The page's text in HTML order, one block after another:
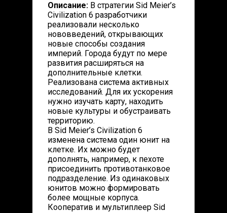
Описание: В стратегии Sid Meier’s
Civilization 6 разработчики
реализовали несколько
нововведений, открывающих
новые способы создания
империй. Города будут по мере
развития расширяться на
дополнительные клетки.
Реализована система активных
исследований. Для их ускорения
нужно изучать карту, находить
новые культуры и обустраивать
территорию.
В Sid Meier’s Civilization 6
изменена система один юнит на
клетке. Их можно будет
дополнять, например, к пехоте
присоединить противотанковое
подразделение. Из одинаковых
юнитов можно формировать
более мощные корпуса.
Кооператив и мультиплеер Sid